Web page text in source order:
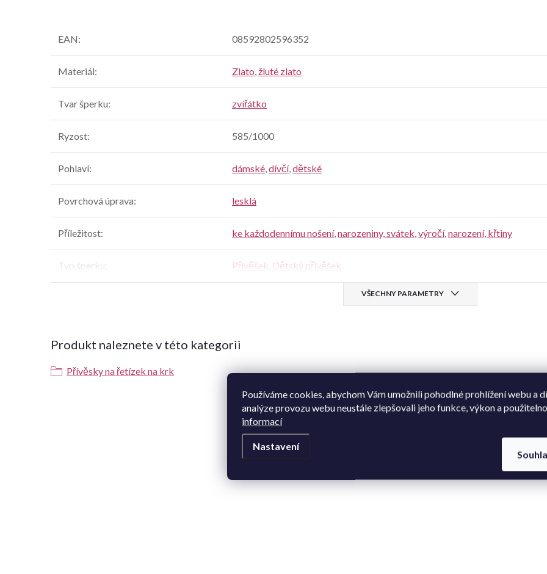
Používáme cookies, abychom Vám umožnili pohodlné prohlížení webu a
analýze provozu webu neustále zlepšovali jeho funkce, výkon a
informací
Nastavení
EAN: 08592802596352
Materiál: Zlato,žluté zlato
Tvar šperku: zvířátko
Ryzost: 585/1000
Pohlaví: dámské,dívčí,dětské
Povrchová úprava: lesklá
Příležitost: ke každodennímu nošení,narozeniny, svátek,výročí,narození, křtiny
Typ šperku Přívěšek Dětský přívěšek
VŠECHNY PARAMETRY
Produkt naleznete v této kategorii
Přívěsky na řetízek na krk
K tomuto produktu doporučujeme ještě